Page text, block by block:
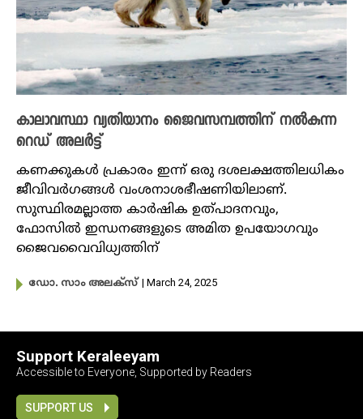
കാലാവസ്ഥാ വ്യതിയാനം ജൈവസമ്പത്തിന് നൽകുന്ന
റെഡ് അലർട്ട്
കണക്കുകൾ പ്രകാരം ഇന്ന് ഒരു ദശലക്ഷത്തിലധികം
ജീവിവർഗങ്ങൾ വംശനാശഭീഷണിയിലാണ്.
സുസ്ഥിരമല്ലാത്ത കാർഷിക ഉത്പാദനവും,
ഫോസിൽ ഇന്ധനങ്ങളുടെ അമിത ഉപയോഗവും
ജൈവവൈവിധ്യത്തിന്
ഡോ. സാം അലക്സ് | March 24, 2025
Support Keraleeyam
Accessible to Everyone, Supported by Readers
SUPPORT US